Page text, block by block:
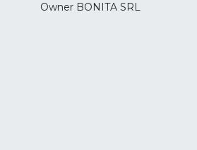
Owner BONITA SRL